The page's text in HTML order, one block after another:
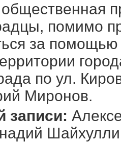
помимо
за
по ул.
Миронов.
записи: